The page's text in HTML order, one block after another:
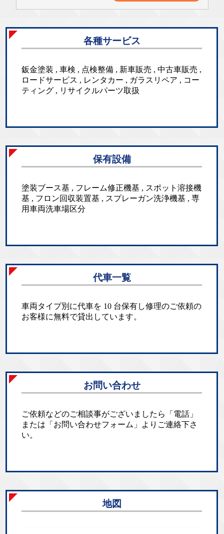
各種サービス
鈑金塗装 , 車検 , 点検整備 , 新車販売 , 中古車販売 ,
ロードサービス , レンタカー , ガラスリペア , コー
ティング , リサイクルパーツ取扱
保有設備
塗装ブース基 , フレーム修正機基 , スポット溶接機
基 , フロン回収装置基 , スプレーガン洗浄機基 , 専
用車両洗車場区分
代車一覧
車両タイプ別に代車を 10 台保有し修理のご依頼の
お客様に無料で貸出しています。
お問い合わせ
ご依頼などのご相談事がございましたら「電話」
または「お問い合わせフォーム」よりご連絡下さ
い。
地図